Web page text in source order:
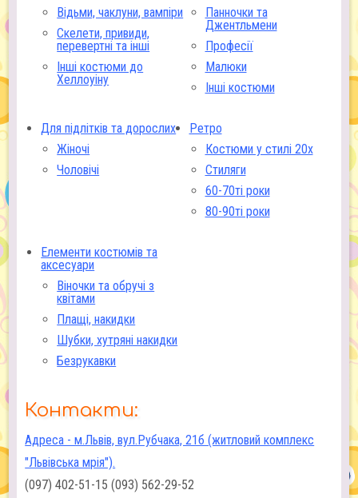
Відьми, чаклуни, вампіри
Скелети, привиди,
перевертні та інші
Інші костюми до
Хеллоуіну
Панночки та
Джентльмени
Професії
Малюки
Інші костюми
Для підлітків та дорослих
Жіночі
Чоловічі
Ретро
Костюми у стилі 20х
Стиляги
60-70ті роки
80-90ті роки
Елементи костюмів та
аксесуари
Віночки та обручі з
квітами
Плащі, накидки
Шубки, хутряні накидки
Безрукавки
Контакти:
Адреса - м.Львів, вул.Рубчака, 21б (житловий комплекс
"Львівська мрія").
(097) 402-51-15 (093) 562-29-52